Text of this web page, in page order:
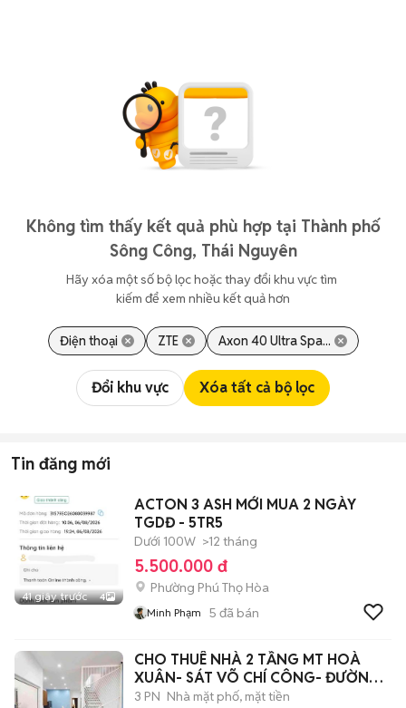
Không tìm thấy kết quả phù hợp tại Thành phố
Sông Công, Thái Nguyên
Hãy xóa một số bộ lọc hoặc thay đổi khu vực tìm
kiếm để xem nhiều kết quả hơn
Điện thoại ZTE Axon 40 Ultra Spa...
Đổi khu vực Xóa tất cả bộ lọc
Tin đăng mới
41 giây trước 4
ACTON 3 ASH MỚI MUA 2 NGÀY
TGDĐ - 5TR5
Dưới 100W >12 tháng
5.500.000 đ
Phường Phú Thọ Hòa
Minh Phạm 5 đã bán
CHO THUÊ NHÀ 2 TẦNG MT HOÀ
XUÂN- SÁT VÕ CHÍ CÔNG- ĐƯỜNG
7m5
3 PN Nhà mặt phố, mặt tiền